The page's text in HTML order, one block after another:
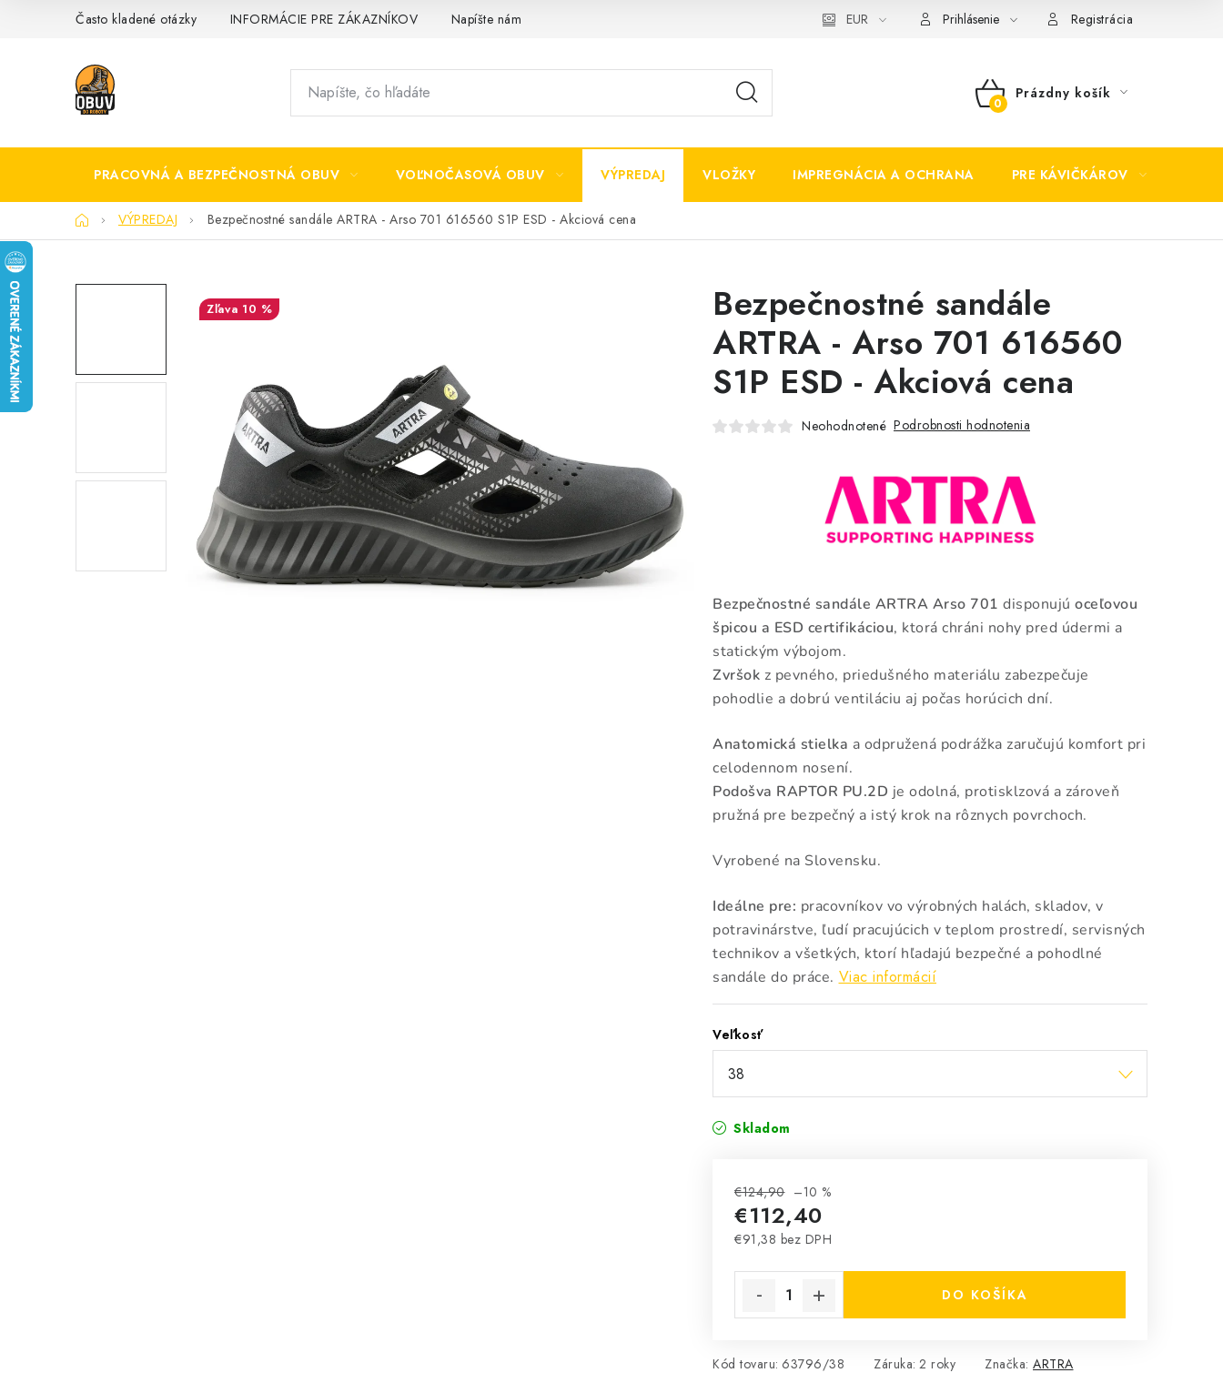
Často kladené otázky INFORMÁCIE PRE ZÁKAZNÍKOV Napíšte nám EUR Prihlásenie Registrácia
NÁKUPNÝ
Prázdny košík
PRACOVNÁ A BEZPEČNOSTNÁ OBUV VOĽNOČASOVÁ OBUV VÝPREDAJ VLOŽKY IMPREGNÁCIA A OCHRANA PRE KÁVIČKÁROV
DomovVÝPREDAJ Bezpečnostné sandále ARTRA - Arso 701 616560 S1P ESD - Akciová cena
Bezpečnostné sandále
ARTRA - Arso 701 616560
S1P ESD - Akciová cena
Neohodnotené Podrobnosti hodnotenia
Bezpečnostné sandále ARTRA Arso 701 disponujú oceľovou
špicou a ESD certifikáciou, ktorá chráni nohy pred údermi a
statickým výbojom.
Zvršok z pevného, priedušného materiálu zabezpečuje
pohodlie a dobrú ventiláciu aj počas horúcich dní.
Anatomická stielka a odpružená podrážka zaručujú komfort pri
celodennom nosení.
Podošva RAPTOR PU.2D je odolná, protisklzová a zároveň
pružná pre bezpečný a istý krok na rôznych povrchoch.
Vyrobené na Slovensku.
Ideálne pre: pracovníkov vo výrobných halách, skladov, v
potravinárstve, ľudí pracujúcich v teplom prostredí, servisných
technikov a všetkých, ktorí hľadajú bezpečné a pohodlné
sandále do práce. Viac informácií
Veľkosť
Skladom
€124,90 –10 %
€112,40
€91,38 bez DPH
DO KOŠÍKA
Kód tovaru: 63796/38 Záruka: 2 roky Značka: ARTRA
10 %